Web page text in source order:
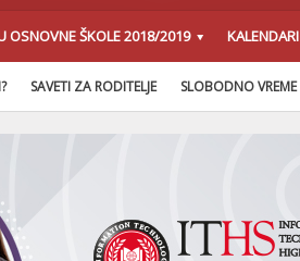
OSNOVNE ŠKOLE 2018/2019 KALENDARI
SAVETI ZA RODITELJE SLOBODNO VREME